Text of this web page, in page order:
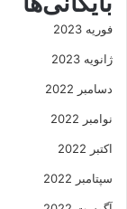
فوریه 2023
ژانویه 2023
دسامبر 2022
نوامبر 2022
اکتبر 2022
سپتامبر 2022